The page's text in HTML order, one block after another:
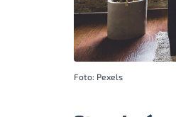
Foto: Pexels